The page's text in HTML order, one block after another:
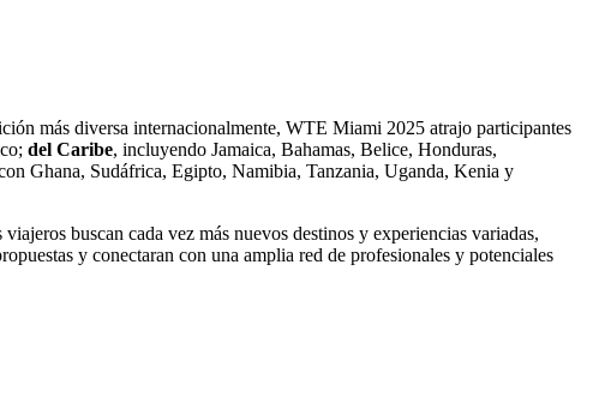
más diversa internacionalmente, WTE Miami 2025 atrajo participantes
del Caribe, incluyendo Jamaica, Bahamas, Belice, Honduras,
Ghana, Sudáfrica, Egipto, Namibia, Tanzania, Uganda, Kenia y
buscan cada vez más nuevos destinos y experiencias variadas,
y conectaran con una amplia red de profesionales y potenciales